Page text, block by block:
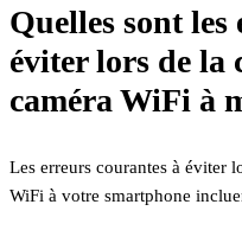
Quelles sont
éviter lors de la
caméra WiFi à
Les erreurs courantes à éviter
WiFi à votre smartphone